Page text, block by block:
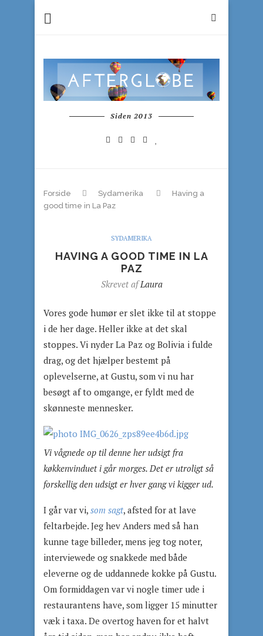
Siden 2013
Forside Sydamerika
Having a
good time in La Paz
SYDAMERIKA
HAVING A GOOD TIME IN LA
PAZ
Skrevet afLaura
Vores gode humør er slet ikke til at stoppe
i de her dage. Heller ikke at det skal
stoppes. Vi nyder La Paz og Bolivia i fulde
drag, og det hjælper bestemt på
oplevelserne, at Gustu, som vi nu har
besøgt af to omgange, er fyldt med de
skønneste mennesker.
Vi vågnede op til denne her udsigt fra
køkkenvinduet i går morges. Det er utroligt så
forskellig den udsigt er hver gang vi kigger ud.
I går var vi, som sagt, afsted for at lave
feltarbejde. Jeg hev Anders med så han
kunne tage billeder, mens jeg tog noter,
interviewede og snakkede med både
eleverne og de uddannede kokke på Gustu.
Om formiddagen var vi nogle timer ude i
restaurantens have, som ligger 15 minutter
væk i taxa. De overtog haven for et halvt